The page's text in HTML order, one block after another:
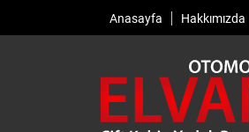
Anasayfa Hakkımızda